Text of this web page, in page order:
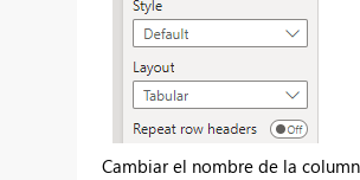
Cambiar el nombre de la